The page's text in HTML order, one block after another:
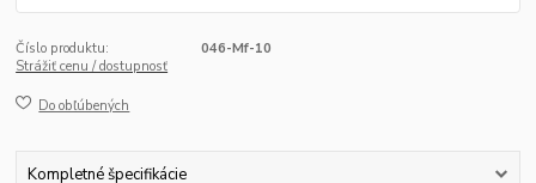
Číslo produktu:
046-Mf-10
Strážiť cenu / dostupnosť
Do obľúbených
Kompletné špecifikácie